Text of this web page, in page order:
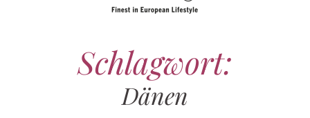
Schlagwort:
Dänen